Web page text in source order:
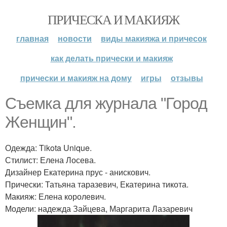
ПРИЧЕСКА И МАКИЯЖ
главная новости
виды макияжа и причесок
как делать прически и макияж
прически и макияж на дому
игры отзывы
Съемка для журнала "Город
Женщин".
Одежда: Tikota Unique.
Стилист: Елена Лосева.
Дизайнер Екатерина прус - анискович.
Прически: Татьяна таразевич, Екатерина тикота.
Макияж: Елена королевич.
Модели: надежда Зайцева, Маргарита Лазаревич